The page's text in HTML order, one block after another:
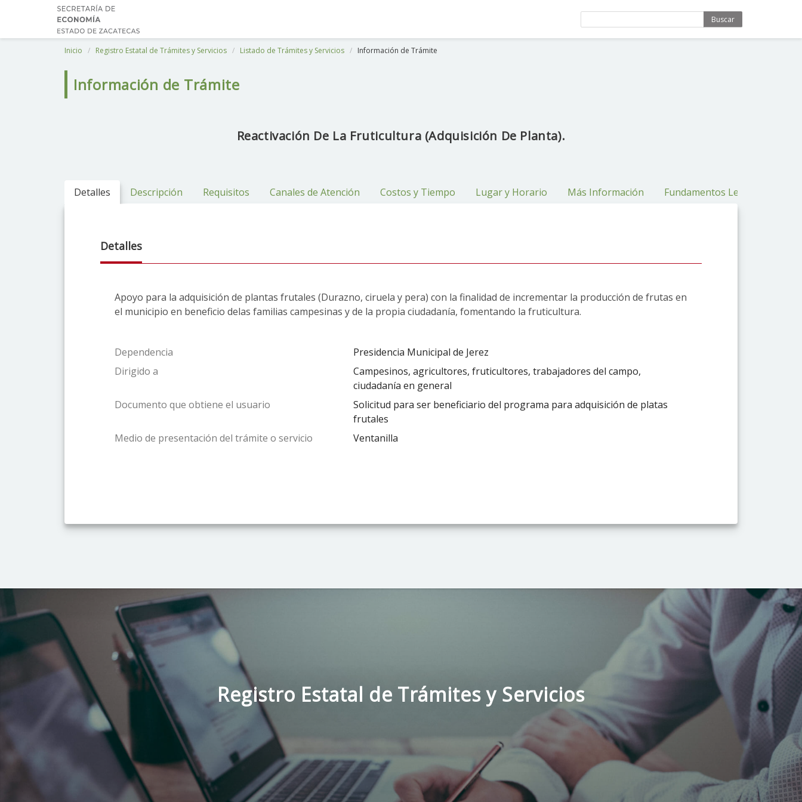
Buscar
Inicio Registro Estatal de Trámites y Servicios Listado de Trámites y Servicios Información de Trámite
Información de Trámite
Reactivación De La Fruticultura (Adquisición De Planta).
Detalles Descripción Requisitos Canales de Atención Costos y Tiempo Lugar y Horario Más Información Fundamentos Legales
Detalles
Apoyo para la adquisición de plantas frutales (Durazno, ciruela y pera) con la finalidad de incrementar la producción de frutas en
el municipio en beneficio delas familias campesinas y de la propia ciudadanía, fomentando la fruticultura.
Dependencia
Presidencia Municipal de Jerez
Dirigido a
Campesinos, agricultores, fruticultores, trabajadores del campo,
ciudadanía en general
Documento que obtiene el usuario
Solicitud para ser beneficiario del programa para adquisición de platas
frutales
Medio de presentación del trámite o servicio
Ventanilla
Registro Estatal de Trámites y Servicios